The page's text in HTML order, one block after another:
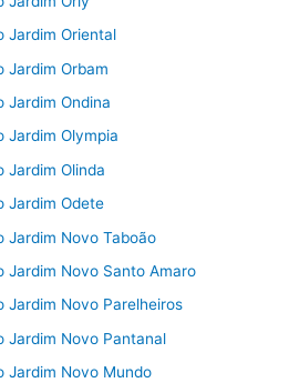
Jardim Oriental
Jardim Orbam
Jardim Ondina
Jardim Olympia
Jardim Olinda
Jardim Odete
Jardim Novo Taboão
Jardim Novo Santo Amaro
Jardim Novo Parelheiros
Jardim Novo Pantanal
Jardim Novo Mundo